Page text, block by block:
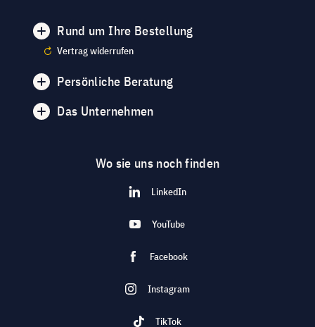
Rund um Ihre Bestellung
Vertrag widerrufen
Persönliche Beratung
Das Unternehmen
Wo sie uns noch finden
LinkedIn
YouTube
Facebook
Instagram
TikTok